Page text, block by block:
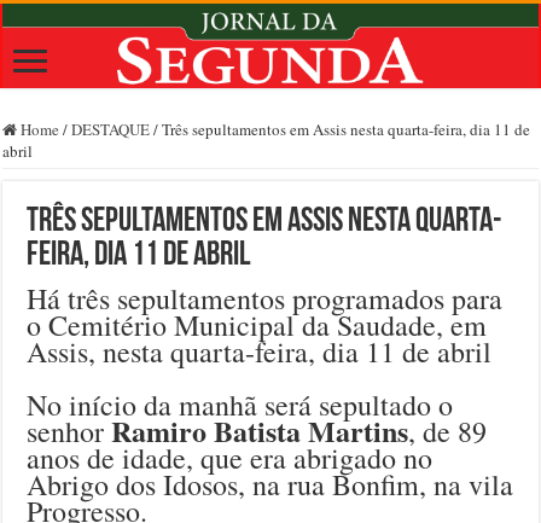
Home /DESTAQUE/Três sepultamentos em Assis nesta quarta-feira, dia 11 de
abril
Três sepultamentos em Assis nesta quarta-
feira, dia 11 de abril
Há três sepultamentos programados para
o Cemitério Municipal da Saudade, em
Assis, nesta quarta-feira, dia 11 de abril
No início da manhã será sepultado o
senhorRamiro Batista Martins, de 89
anos de idade, que era abrigado no
Abrigo dos Idosos, na rua Bonfim, na vila
Progresso.